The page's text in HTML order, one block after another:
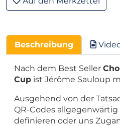
Beschreibung
Nach dem Best Seller
Cup ist Jérôme Sauloup
Ausgehend von der
QR-Codes
definieren oder uns